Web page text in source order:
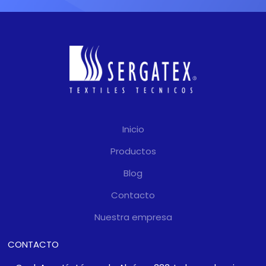
Inicio
Productos
Blog
Contacto
Nuestra empresa
CONTACTO